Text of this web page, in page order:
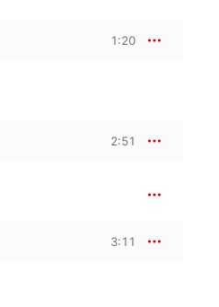
1:20
2:51
3:11